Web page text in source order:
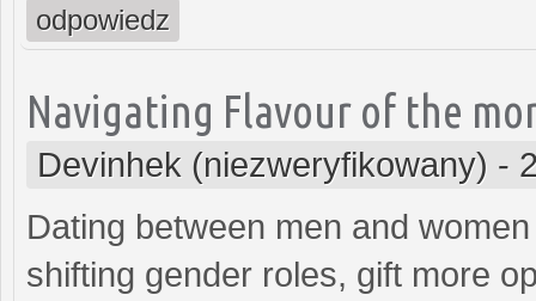
odpowiedz
Navigating Flavour of the
Devinhek (niezweryfikowany) -
Dating between men and
shifting gender roles, gift more